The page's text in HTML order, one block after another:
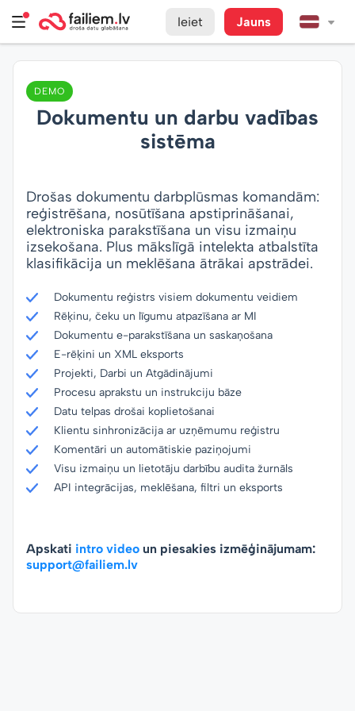
Ieiet Jauns
DEMO
Drošas dokumentu darbplūsmas komandām:
reģistrēšana, nosūtīšana apstiprināšanai,
elektroniska parakstīšana un visu izmaiņu
izsekošana. Plus mākslīgā intelekta atbalstīta
klasifikācija un meklēšana ātrākai apstrādei.
Dokumentu reģistrs visiem dokumentu veidiem
Rēķinu, čeku un līgumu atpazīšana ar MI
Dokumentu e-parakstīšana un saskaņošana
E-rēķini un XML eksports
Projekti, Darbi un Atgādinājumi
Procesu aprakstu un instrukciju bāze
Datu telpas drošai koplietošanai
Klientu sinhronizācija ar uzņēmumu reģistru
Komentāri un automātiskie paziņojumi
Visu izmaiņu un lietotāju darbību audita žurnāls
API integrācijas, meklēšana, filtri un eksports
Dokumentu un darbu vadības
sistēma
Apskati intro video un piesakies izmēģinājumam:
support@failiem.lv